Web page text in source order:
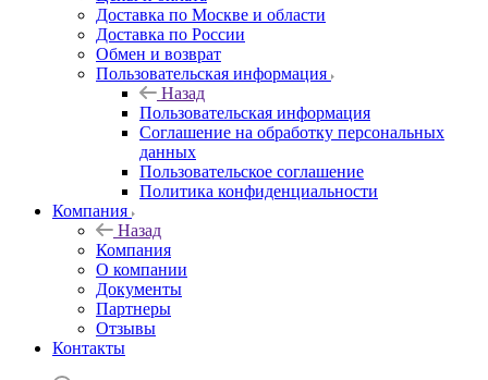
Доставка по Москве и области
Доставка по России
Обмен и возврат
Пользовательская информация
Назад
Пользовательская информация
Соглашение на обработку персональных
данных
Пользовательское соглашение
Политика конфиденциальности
Компания
Назад
Компания
О компании
Документы
Партнеры
Отзывы
Контакты